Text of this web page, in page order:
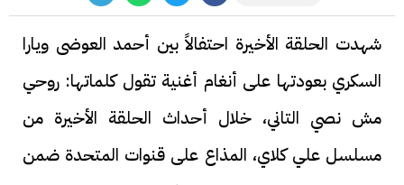
شهدت الحلقة الأخيرة احتفالاً بين أحمد العوضى ويارا
السكري بعودتها على أنغام أغنية تقول كلماتها: روحي
مش نصي التاني، خلال أحداث الحلقة الأخيرة من
مسلسل علي كلاي، المذاع على قنوات المتحدة ضمن